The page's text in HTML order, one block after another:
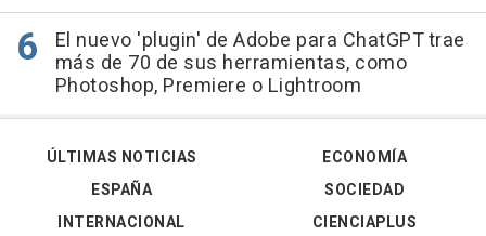
El nuevo 'plugin' de Adobe para ChatGPT trae
más de 70 de sus herramientas, como
Photoshop, Premiere o Lightroom
ÚLTIMAS NOTICIAS
ESPAÑA
INTERNACIONAL
ECONOMÍA
SOCIEDAD
CIENCIAPLUS